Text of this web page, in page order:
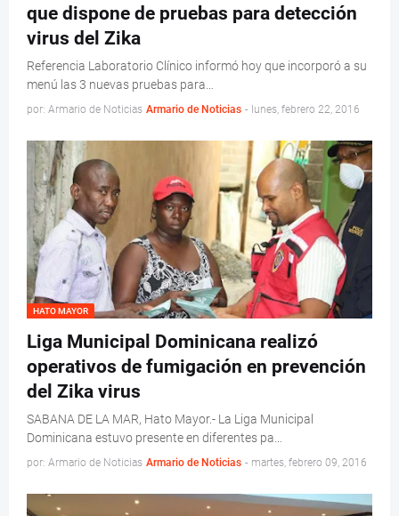
que dispone de pruebas para detección
virus del Zika
Referencia Laboratorio Clínico informó hoy que incorporó a su
menú las 3 nuevas pruebas para…
por: Armario de Noticias Armario de Noticias - lunes, febrero 22, 2016
HATO MAYOR
Liga Municipal Dominicana realizó
operativos de fumigación en prevención
del Zika virus
SABANA DE LA MAR, Hato Mayor.- La Liga Municipal
Dominicana estuvo presente en diferentes pa…
por: Armario de Noticias Armario de Noticias - martes, febrero 09, 2016